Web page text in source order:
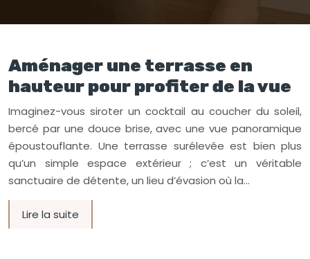
Aménager une terrasse en
hauteur pour profiter de la vue
Imaginez-vous siroter un cocktail au coucher du soleil,
bercé par une douce brise, avec une vue panoramique
époustouflante. Une terrasse surélevée est bien plus
qu’un simple espace extérieur ; c’est un véritable
sanctuaire de détente, un lieu d’évasion où la…
Lire la suite